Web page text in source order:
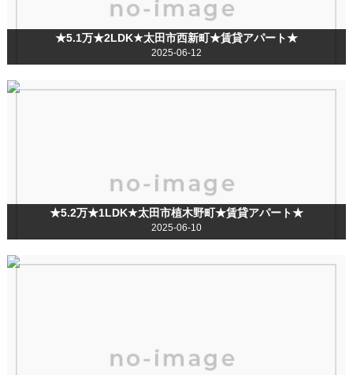
★5.1万★2LDK★太田市西新町★賃貸アパート★
2025-06-12
★5.2万★1LDK★太田市植木野町★賃貸アパート★
2025-06-10